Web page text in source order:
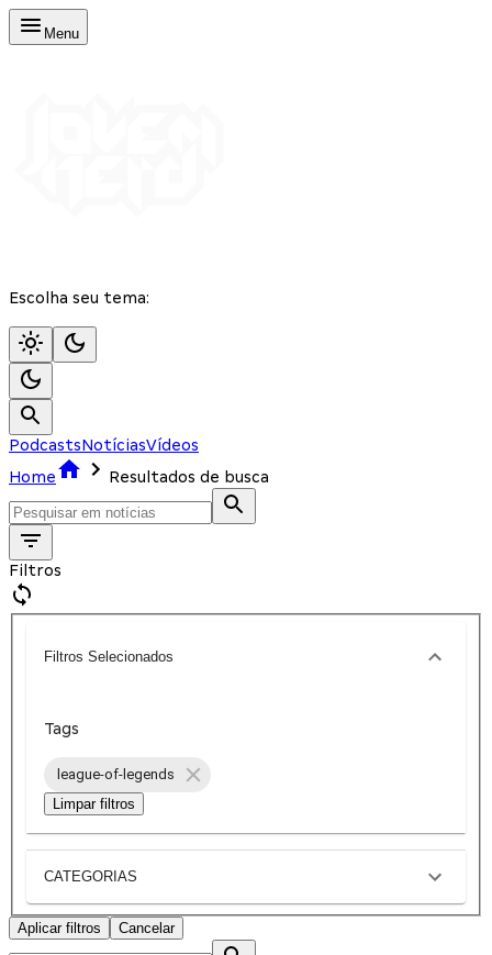
Menu
Escolha seu tema:
PodcastsNotíciasVídeos
Home
Resultados de busca
Filtros
Filtros Selecionados
Tags
league-of-legends
Limpar filtros
CATEGORIAS
Aplicar filtros Cancelar